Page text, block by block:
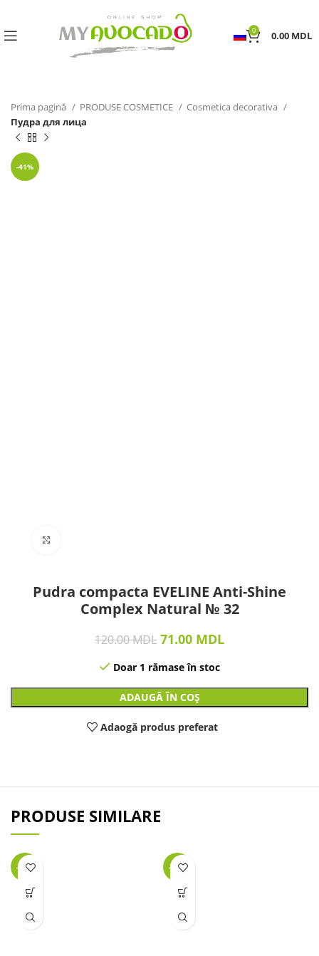
0 0.00 MDL
Prima pagină PRODUSE COSMETICE
Cosmetica decorativa
Пудра для лица
-41%
Pudra compacta EVELINE Anti-Shine
Complex Natural № 32
120.00MDL 71.00 MDL
Doar 1 rămase în stoc
ADAUGĂ ÎN COȘ
Adaogă produs preferat
PRODUSE SIMILARE
-25% -27%